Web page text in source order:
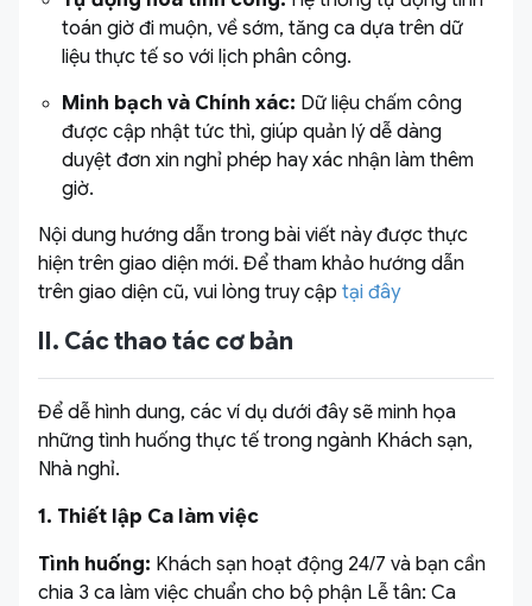
toán giờ đi muộn, về sớm, tăng ca dựa trên dữ
liệu thực tế so với lịch phân công.
Minh bạch và Chính xác: Dữ liệu chấm công
được cập nhật tức thì, giúp quản lý dễ dàng
duyệt đơn xin nghỉ phép hay xác nhận làm thêm
giờ.
Nội dung hướng dẫn trong bài viết này được thực
hiện trên giao diện mới. Để tham khảo hướng dẫn
trên giao diện cũ, vui lòng truy cập tại đây
II. Các thao tác cơ bản
Để dễ hình dung, các ví dụ dưới đây sẽ minh họa
những tình huống thực tế trong ngành Khách sạn,
Nhà nghỉ.
1. Thiết lập Ca làm việc
Tình huống: Khách sạn hoạt động 24/7 và bạn cần
chia 3 ca làm việc chuẩn cho bộ phận Lễ tân: Ca